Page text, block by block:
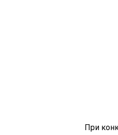
При